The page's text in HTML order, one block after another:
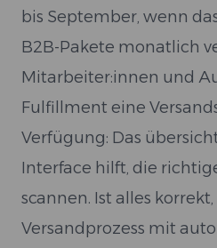
bis September, wenn
B2B-Pakete monatlich
Mitarbeiter:innen und
Fulfillment eine
Verfügung: Das
Interface hilft, die
scannen. Ist alles
Versandprozess mit